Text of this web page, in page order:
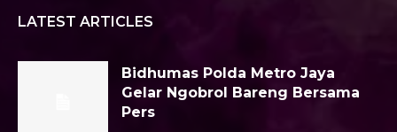
LATEST ARTICLES
Bidhumas Polda Metro Jaya
Gelar Ngobrol Bareng Bersama
Pers